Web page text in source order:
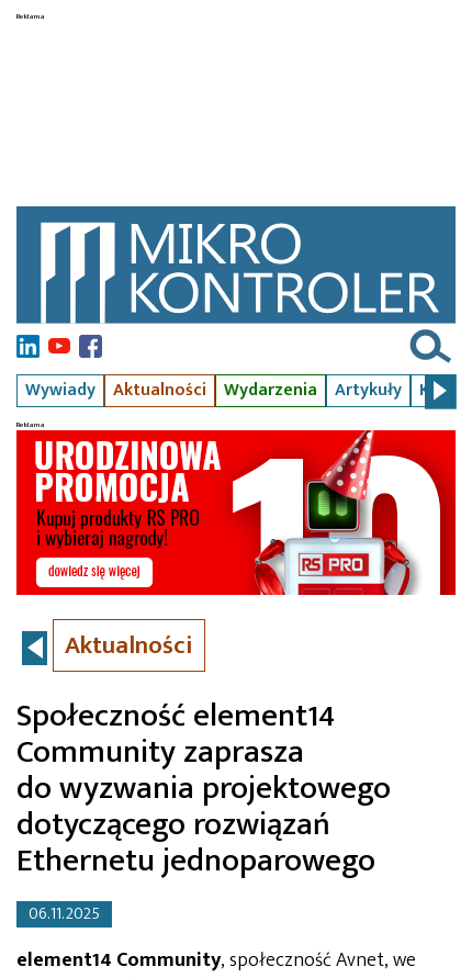
Wywiady Aktualności Wydarzenia Artykuły Kursy
Aktualności
Społeczność element14
Community zaprasza
do wyzwania projektowego
dotyczącego rozwiązań
Ethernetu jednoparowego
06.11.2025
element14 Community, społeczność Avnet, we